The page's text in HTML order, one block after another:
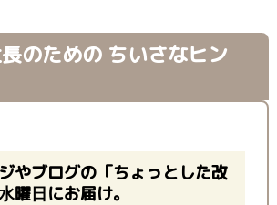
のための ちいさなヒン
やブログの「ちょっとした改
曜日にお届け。